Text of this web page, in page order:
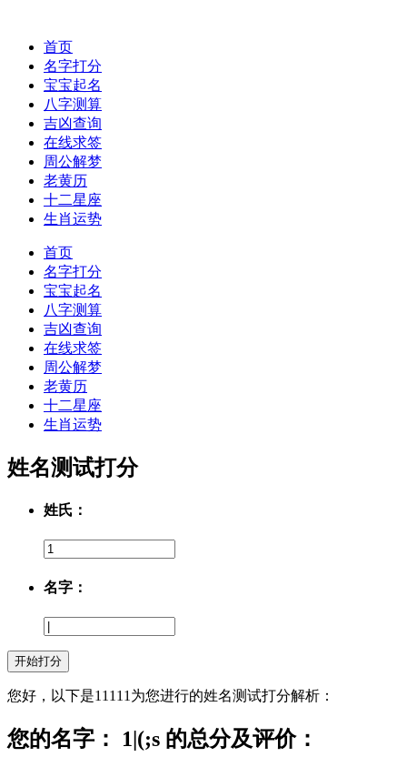
首页
名字打分
宝宝起名
八字测算
吉凶查询
在线求签
周公解梦
老黄历
十二星座
生肖运势
首页
名字打分
宝宝起名
八字测算
吉凶查询
在线求签
周公解梦
老黄历
十二星座
生肖运势
姓名测试打分
姓氏：
名字：
您好，以下是11111为您进行的姓名测试打分解析：
您的名字： 1|(;s 的总分及评价：